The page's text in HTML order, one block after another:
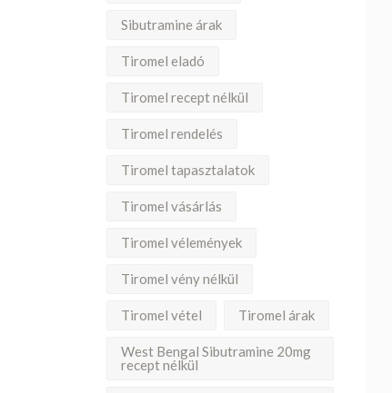
Sibutramine árak
Tiromel eladó
Tiromel recept nélkül
Tiromel rendelés
Tiromel tapasztalatok
Tiromel vásárlás
Tiromel vélemények
Tiromel vény nélkül
Tiromel vétel Tiromel árak
West Bengal Sibutramine 20mg
recept nélkül